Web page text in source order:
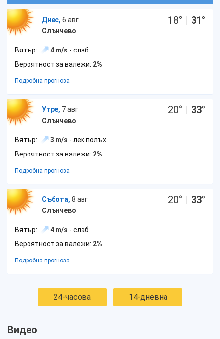
Днес, 6 авг
Слънчево
18° | 31°
Вятър: 4 m/s - слаб
Вероятност за валежи: 2%
Подробна прогноза
Утре, 7 авг
Слънчево
20° | 33°
Вятър: 3 m/s - лек полъх
Вероятност за валежи: 2%
Подробна прогноза
Събота, 8 авг
Слънчево
20° | 33°
Вятър: 4 m/s - слаб
Вероятност за валежи: 2%
Подробна прогноза
24-часова 14-дневна
Видео